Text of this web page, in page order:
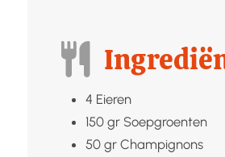
4 Eieren
150 gr Soepgroenten
50 gr Champignons